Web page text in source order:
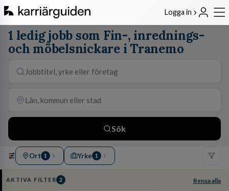
Logga in
1 ledig jobb som Fin-, inrednings-
och möbelsnickare i Tranemo
Sök
Ort 1 Yrke 1
AKTIVA FILTER 2 Rensa alla